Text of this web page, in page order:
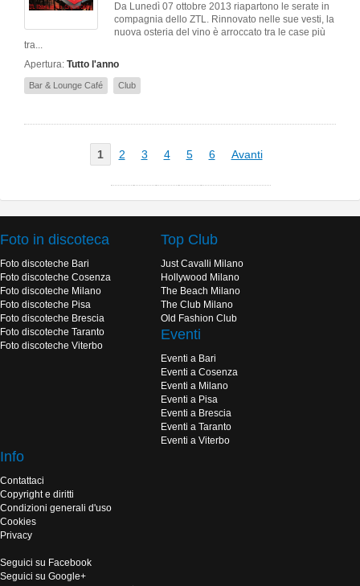
Da Lunedì 07 ottobre 2013 riapartono le serate in
compagnia dello ZTL. Rinnovato nelle sue vesti, la
nuova osteria del vino è arroccato tra le case più
tra...
Apertura: Tutto l'anno
Bar & Lounge Café Club
1 2 3 4 5 6 Avanti
Foto in discoteca
Foto discoteche Bari
Foto discoteche Cosenza
Foto discoteche Milano
Foto discoteche Pisa
Foto discoteche Brescia
Foto discoteche Taranto
Foto discoteche Viterbo
Top Club
Just Cavalli Milano
Hollywood Milano
The Beach Milano
The Club Milano
Old Fashion Club
Eventi
Eventi a Bari
Eventi a Cosenza
Eventi a Milano
Eventi a Pisa
Eventi a Brescia
Eventi a Taranto
Eventi a Viterbo
Info
Contattaci
Copyright e diritti
Condizioni generali d'uso
Cookies
Privacy
Seguici su Facebook
Seguici su Google+